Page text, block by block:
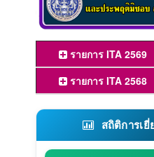
รายการ ITA 2569
รายการ ITA 2568
สถิติการเ